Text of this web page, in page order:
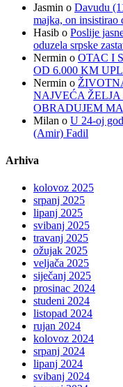
Jasmin o Davudu
majka, on insistirao
Hasib o Poslije
oduzela srpske
Nermin o OTAC I
OD 6.000 KM
Nermin o
NAJVEĆA
OBRADUJEM
Milan o U 24-oj
(Amir) Fadil
Arhiva
kolovoz 2025
srpanj 2025
lipanj 2025
svibanj 2025
travanj 2025
ožujak 2025
veljača 2025
siječanj 2025
prosinac 2024
studeni 2024
listopad 2024
rujan 2024
kolovoz 2024
srpanj 2024
lipanj 2024
svibanj 2024